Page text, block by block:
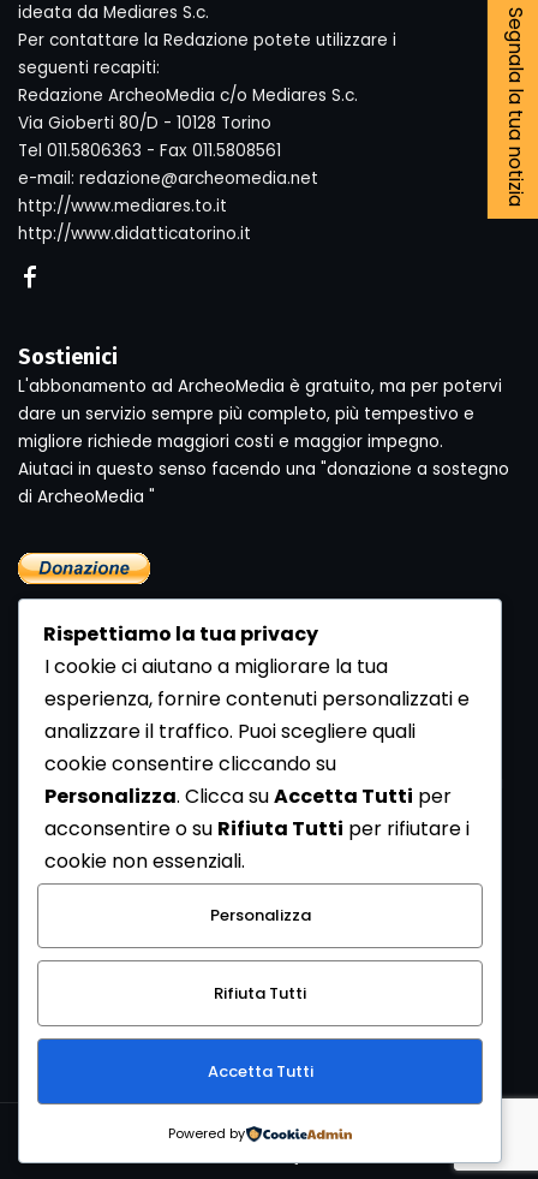
Segnala la tua notizia
ideata da Mediares S.c.
Per contattare la Redazione potete utilizzare i
seguenti recapiti:
Redazione ArcheoMedia c/o Mediares S.c.
Via Gioberti 80/D - 10128 Torino
Tel 011.5806363 - Fax 011.5808561
e-mail: redazione@archeomedia.net
http://www.mediares.to.it
http://www.didatticatorino.it
Sostienici
L'abbonamento ad ArcheoMedia è gratuito, ma per potervi
dare un servizio sempre più completo, più tempestivo e
migliore richiede maggiori costi e maggior impegno.
Aiutaci in questo senso facendo una "donazione a sostegno
di ArcheoMedia "
Newsletter
Se vuoi ricevere la Rivista gratuita di archeologia realizzata
dalla Redazione di ArcheoMedia iscriviti alla nostra
Newsletter [Clicca Qui]
Con l'invio del messaggio l'utente dichiara di aver letto
l’informativa sulla privacy e di acconsentire al trattamento
dei propri dati personali.
Copyright © 1999-2026Mediares S.c.PI 07341730013 - [
Rispettiamo la tua privacy
I cookie ci aiutano a migliorare la tua
esperienza, fornire contenuti personalizzati e
analizzare il traffico. Puoi scegliere quali
cookie consentire cliccando su
Personalizza. Clicca suAccetta Tutti per
acconsentire o su Rifiuta Tutti per rifiutare i
cookie non essenziali.
Personalizza
Rifiuta Tutti
Accetta Tutti
Powered by